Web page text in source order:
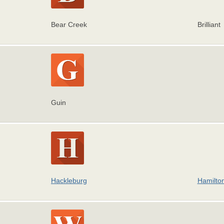
Bear Creek Brilliant
Guin
Hackleburg